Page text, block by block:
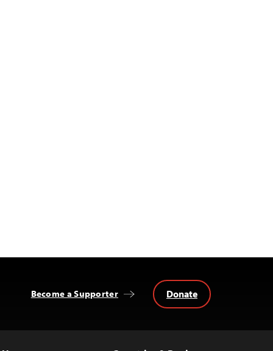
Become a Supporter Donate